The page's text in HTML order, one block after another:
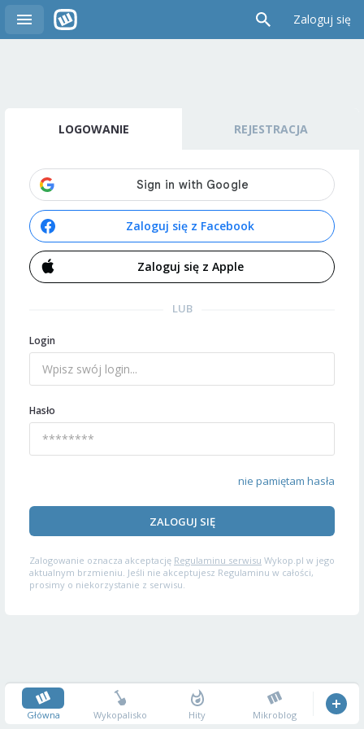
Zaloguj się
LOGOWANIE REJESTRACJA
Zaloguj się z Facebook
Zaloguj się z Apple
LUB
Login
Hasło
nie pamiętam hasła
ZALOGUJ SIĘ
Zalogowanie oznacza akceptację Regulaminu serwisu Wykop.pl w jego
aktualnym brzmieniu. Jeśli nie akceptujesz Regulaminu w całości,
prosimy o niekorzystanie z serwisu.
Główna Wykopalisko Hity Mikroblog